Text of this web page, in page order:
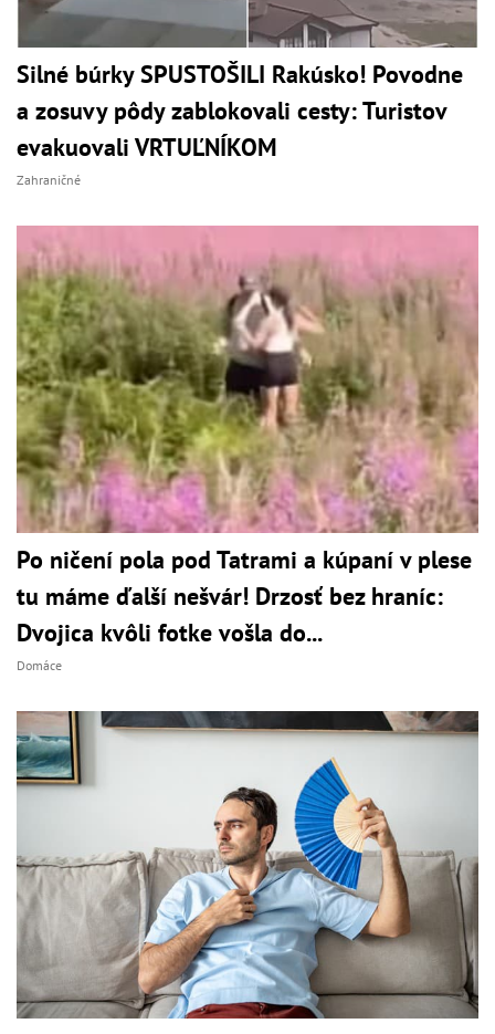
Silné búrky SPUSTOŠILI Rakúsko! Povodne
a zosuvy pôdy zablokovali cesty: Turistov
evakuovali VRTUĽNÍKOM
Zahraničné
Po ničení pola pod Tatrami a kúpaní v plese
tu máme ďalší nešvár! Drzosť bez hraníc:
Dvojica kvôli fotke vošla do...
Domáce